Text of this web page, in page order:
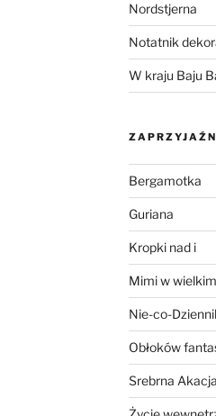
Nordstjerna
Notatnik
W kraju Baju
Bergamotka
Guriana
Kropki nad i
Mimi w
Nie-co-
Obłoków
Srebrna Akacja